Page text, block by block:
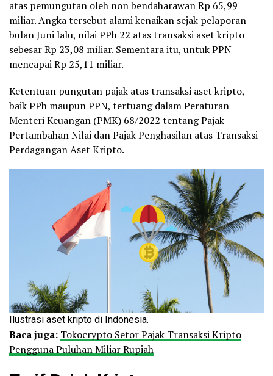
atas pemungutan oleh non bendaharawan Rp 65,99
miliar. Angka tersebut alami kenaikan sejak pelaporan
bulan Juni lalu, nilai PPh 22 atas transaksi aset kripto
sebesar Rp 23,08 miliar. Sementara itu, untuk PPN
mencapai Rp 25,11 miliar.
Ketentuan pungutan pajak atas transaksi aset kripto,
baik PPh maupun PPN, tertuang dalam Peraturan
Menteri Keuangan (PMK) 68/2022 tentang Pajak
Pertambahan Nilai dan Pajak Penghasilan atas Transaksi
Perdagangan Aset Kripto.
Ilustrasi aset kripto di Indonesia.
Baca juga: Tokocrypto Setor Pajak Transaksi Kripto
Pengguna Puluhan Miliar Rupiah